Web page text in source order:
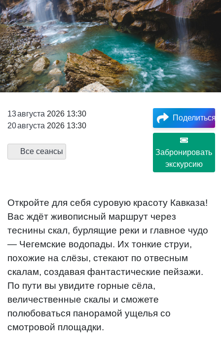
13августа 2026 13:30
20августа 2026 13:30
Все сеансы
Поделиться
Забронировать
экскурсию
Откройте для себя суровую красоту Кавказа!
Вас ждёт живописный маршрут через
теснины скал, бурлящие реки и главное чудо
— Чегемские водопады. Их тонкие струи,
похожие на слёзы, стекают по отвесным
скалам, создавая фантастические пейзажи.
По пути вы увидите горные сёла,
величественные скалы и сможете
полюбоваться панорамой ущелья со
смотровой площадки.